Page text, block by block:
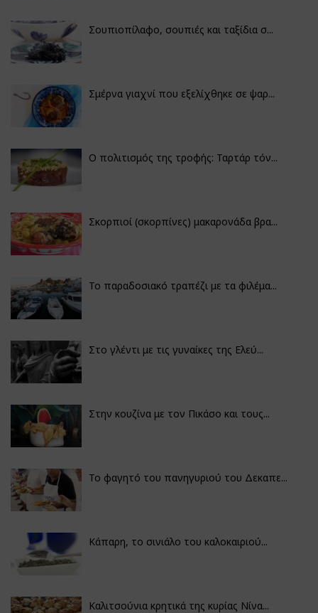
Σουπιοπίλαφο, σουπιές και ταξίδια σ...
Σμέρνα γιαχνί που εξελίχθηκε σε ψαρ...
Ο πολιτισμός της τροφής: Ταρτάρ τόν...
Σκορπιοί (σκορπίνες) μακαρονάδα βρα...
Το παραδοσιακό τραπέζι με τα φιλέμα...
Στο γλέντι με τις γυναίκες της Ελεύ...
Στην κουζίνα με τον Πικάσο και τους...
Το φαγητό του πανηγυριού του Δεκαπε...
Κάπαρη, το σινιάλο του καλοκαιριού...
Καλιτσούνια κρητικά της κυρίας Νίνα...